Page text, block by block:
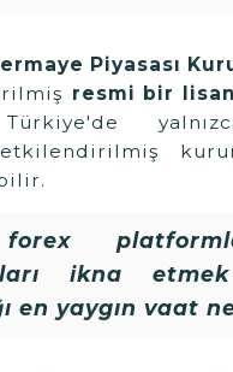
Piyasası
resmi bir
Türkiye'de
ikna
en yaygın vaat